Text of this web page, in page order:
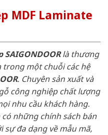
MDF Laminate
là thương
trong một chuỗi các hệ
. Chuyên sản xuất và
công nghiệp chất lượng
nhu cầu khách hàng.
những chính sách bán
sự đa dạng về mẫu mã,